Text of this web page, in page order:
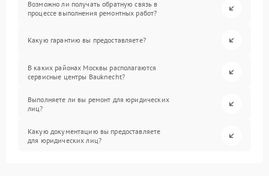
Возможно ли получать обратную связь в
процессе выполнения ремонтных работ?
Какую гарантию вы предоставляете?
В каких районах Москвы располагаются
сервисные центры Bauknecht?
Выполняете ли вы ремонт для юридических
лиц?
Какую документацию вы предоставляете
для юридических лиц?